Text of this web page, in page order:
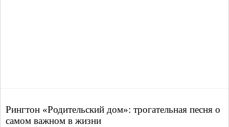
Рингтон «Родительский дом»: трогательная песня о
самом важном в жизни